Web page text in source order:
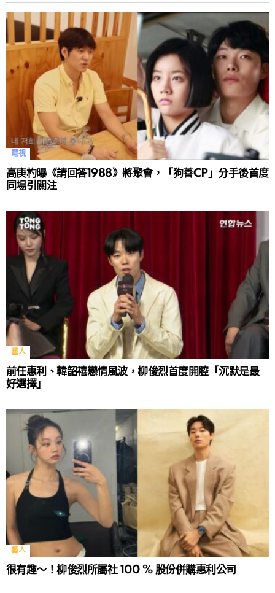
電視
高庚杓曝《請回答1988》將聚會，「狗善CP」分手後首度
同場引關注
藝人
前任惠利、韓韶禧戀情風波，柳俊烈首度開腔「沉默是最
好選擇」
藝人
很有趣～！柳俊烈所屬社 100 % 股份併購惠利公司